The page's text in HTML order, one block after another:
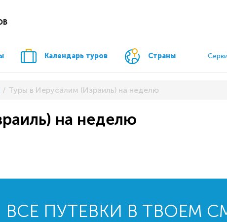
Календарь туров Страны
Туры в Иерусалим (Израиль) на неделю
на неделю
ВСЕ ПУТЕВКИ В ТВОЕМ